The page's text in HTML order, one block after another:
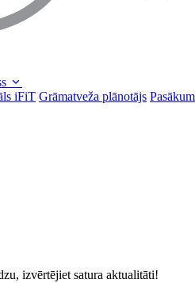
iFiT Grāmatveža plānotājs
izvērtējiet satura aktualitāti!